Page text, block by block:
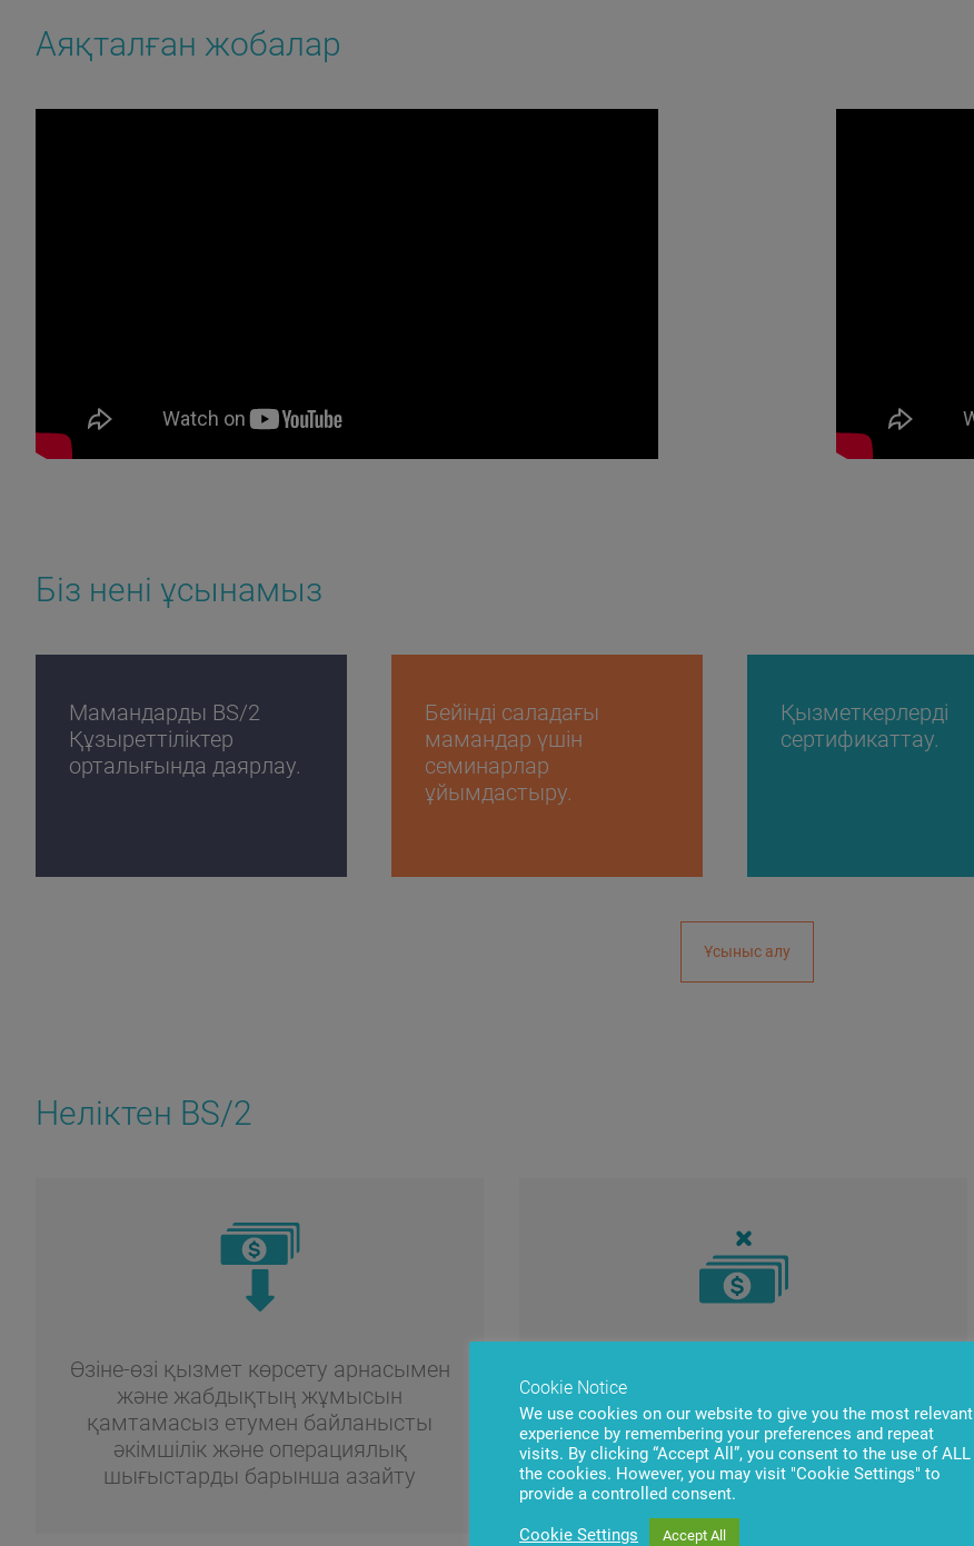
Аяқталған жобалар
Біз нені ұсынамыз
Мамандарды BS/2
Құзыреттіліктер
орталығында даярлау.
Бейінді саладағы
мамандар үшін
семинарлар
ұйымдастыру.
Қызметкерлерді
сертификаттау.
Ұсыныс алу
Неліктен BS/2
Өзіне-өзі қызмет көрсету арнасымен
және жабдықтың жұмысын
қамтамасыз етумен байланысты
әкімшілік және операциялық
шығыстарды барынша азайту
сертификаттау шығыстарының
болмауы
Cookie Notice
We use cookies on our website to give you the most relevant
experience by remembering your preferences and repeat
visits. By clicking “Accept All”, you consent to the use of ALL
the cookies. However, you may visit "Cookie Settings" to
provide a controlled consent.
Cookie Settings Accept All